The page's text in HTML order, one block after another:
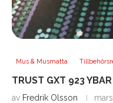
Mus & Musmatta
TRUST GXT 923
av Fredrik Olsson